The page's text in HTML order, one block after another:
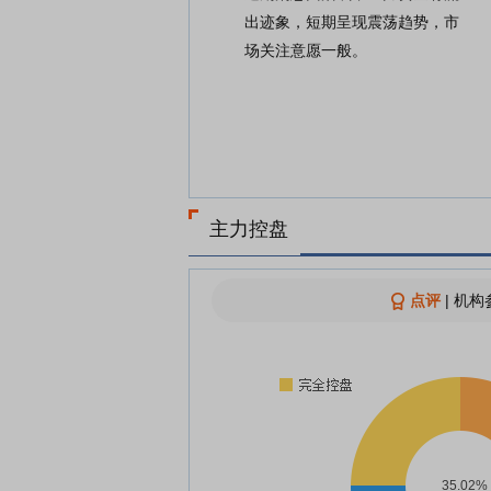
出迹象，短期呈现震荡趋势，市
场关注意愿一般。
主力控盘
点评| 机构
35.02%